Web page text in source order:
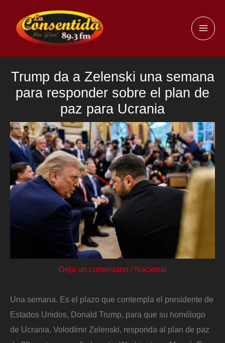
contenido
Trump da a Zelenski una semana
para responder sobre el plan de
paz para Ucrania
Deja un comentario / Nacional
Una semana. Es el plazo que contempla el presidente de
Estados Unidos, Donald Trump, para que su homólogo
de Ucrania, Volodímir Zelenski, responda al plan de paz